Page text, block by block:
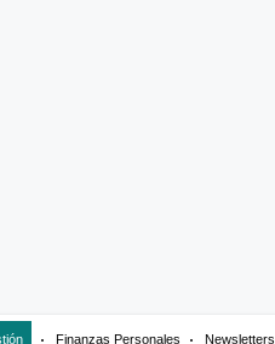
Finanzas Personales Newsletters